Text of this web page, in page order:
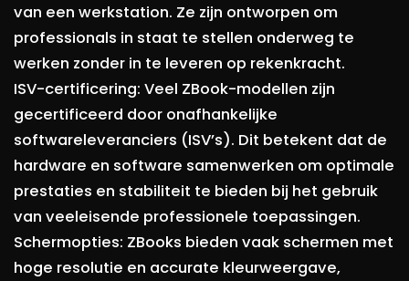
van een werkstation. Ze zijn ontworpen om
professionals in staat te stellen onderweg te
werken zonder in te leveren op rekenkracht.
ISV-certificering: Veel ZBook-modellen zijn
gecertificeerd door onafhankelijke
softwareleveranciers (ISV’s). Dit betekent dat de
hardware en software samenwerken om optimale
prestaties en stabiliteit te bieden bij het gebruik
van veeleisende professionele toepassingen.
Schermopties: ZBooks bieden vaak schermen met
hoge resolutie en accurate kleurweergave,